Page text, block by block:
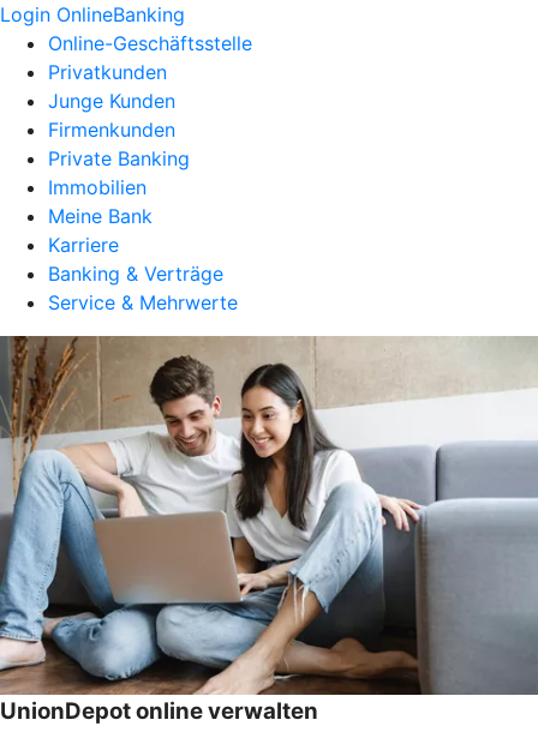
Login OnlineBanking
Online-Geschäftsstelle
Privatkunden
Junge Kunden
Firmenkunden
Private Banking
Immobilien
Meine Bank
Karriere
Banking & Verträge
Service & Mehrwerte
UnionDepot online verwalten